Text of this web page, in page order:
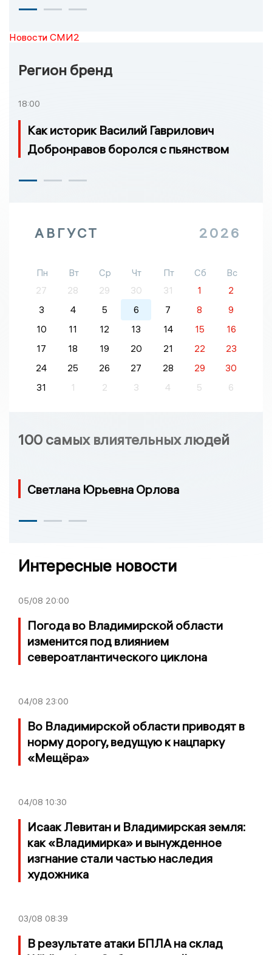
Новости СМИ2
Регион бренд
18:00
Как историк Василий Гаврилович
Добронравов боролся с пьянством
АВГУСТ 2026
Пн Вт Ср Чт Пт Сб
Вс
27
28 29 30 31 1
2
3
4 5 6 7 8
9
10
11 12 13 14 15
16
17
18 19 20 21 22
23
24
25 26 27 28 29
30
31
1 2 3 4 5 6
100 самых влиятельных людей
Светлана Юрьевна Орлова
Интересные новости
05/08 20:00
Погода во Владимирской области
изменится под влиянием
североатлантического циклона
04/08 23:00
Во Владимирской области приводят в
норму дорогу, ведущую к нацпарку
«Мещёра»
04/08 10:30
Исаак Левитан и Владимирская земля:
как «Владимирка» и вынужденное
изгнание стали частью наследия
художника
03/08 08:39
В результате атаки БПЛА на склад